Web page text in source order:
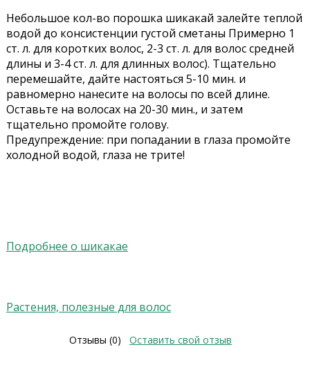
Небольшое кол-во порошка шикакай залейте теплой
водой до консистенции густой сметаны Примерно 1
ст. л. для коротких волос, 2-3 ст. л. для волос средней
длины и 3-4 ст. л. для длинных волос). Тщательно
перемешайте, дайте настояться 5-10 мин. и
равномерно нанесите на волосы по всей длине.
Оставьте на волосах на 20-30 мин., и затем
тщательно промойте голову.
Предупреждение: при попадании в глаза промойте
холодной водой, глаза не трите!
Подробнее о шикакае
Растения, полезные для волос
Отзывы (0) Оставить свой отзыв